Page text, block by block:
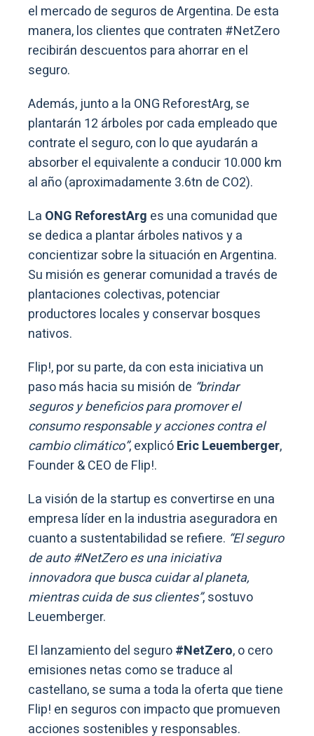
el mercado de seguros de Argentina. De esta
manera, los clientes que contraten #NetZero
recibirán descuentos para ahorrar en el
seguro.
Además, junto a la ONG ReforestArg, se
plantarán 12 árboles por cada empleado que
contrate el seguro, con lo que ayudarán a
absorber el equivalente a conducir 10.000 km
al año (aproximadamente 3.6tn de CO2).
La ONG ReforestArg es una comunidad que
se dedica a plantar árboles nativos y a
concientizar sobre la situación en Argentina.
Su misión es generar comunidad a través de
plantaciones colectivas, potenciar
productores locales y conservar bosques
nativos.
Flip!, por su parte, da con esta iniciativa un
paso más hacia su misión de “brindar
seguros y beneficios para promover el
consumo responsable y acciones contra el
cambio climático”, explicóEric Leuemberger,
Founder & CEO de Flip!.
La visión de la startup es convertirse en una
empresa líder en la industria aseguradora en
cuanto a sustentabilidad se refiere. “El seguro
de auto #NetZero es una iniciativa
innovadora que busca cuidar al planeta,
mientras cuida de sus clientes”, sostuvo
Leuemberger.
El lanzamiento del seguro#NetZero, o cero
emisiones netas como se traduce al
castellano, se suma a toda la oferta que tiene
Flip! en seguros con impacto que promueven
acciones sostenibles y responsables.